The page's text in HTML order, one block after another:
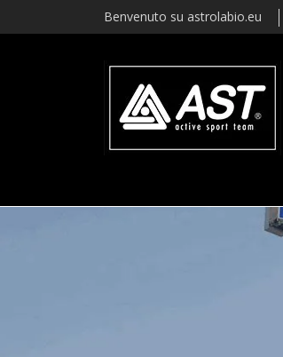
Benvenuto su astrolabio.eu